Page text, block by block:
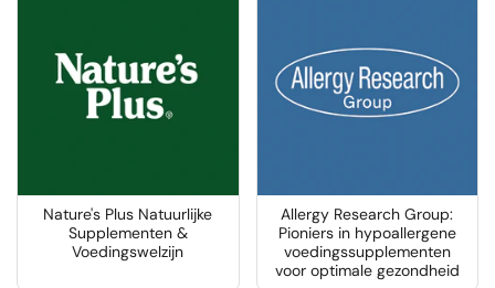
Nature's Plus Natuurlijke
Supplementen &
Voedingswelzijn
Allergy Research Group:
Pioniers in hypoallergene
voedingssupplementen
voor optimale gezondheid